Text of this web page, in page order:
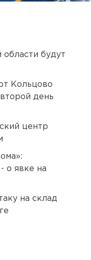
будут
Кольцово
день
центр
о явке на
на склад